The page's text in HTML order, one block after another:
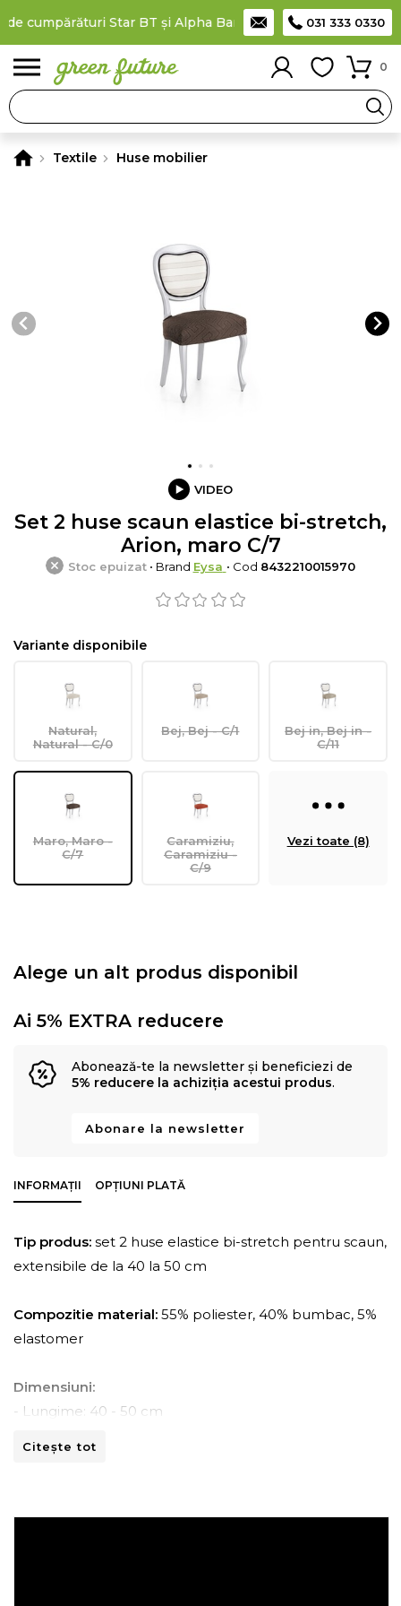
cumpărături Star BT și Alpha Bank Plătești în rateprin
031 333 0330
0
Textile Huse mobilier
VIDEO
Set 2 huse scaun elastice bi-stretch,
Arion, maro C/7
Stoc epuizat• Brand Eysa • Cod 8432210015970
Variante disponibile
Natural,
Natural - C/0
Bej, Bej - C/1
Bej in, Bej in -
C/11
Maro, Maro -
C/7
Caramiziu,
Caramiziu -
C/9
Vezi toate (8)
Alege un alt produs disponibil
Ai 5% EXTRA reducere
Abonează-te la newsletter și beneficiezi de
5% reducere la achiziția acestui produs.
Abonare la newsletter
INFORMAȚII OPȚIUNI PLATĂ
Tip produs: set 2 huse elastice bi-stretch pentru scaun,
extensibile de la 40 la 50 cm
Compozitie material: 55% poliester, 40% bumbac, 5%
elastomer
Dimensiuni:
- Lungime: 40 - 50 cm
Citește tot